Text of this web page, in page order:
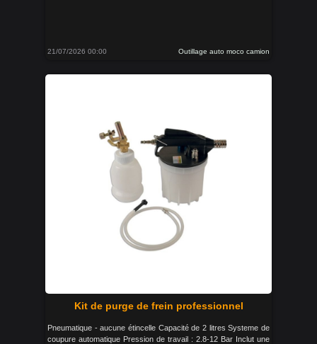
21/07/2026 00:00 Outillage auto moco camion
Kit de purge de frein professionnel
Pneumatique - aucune étincelle Capacité de 2 litres Systeme de
coupure automatique Pression de travail : 2.8-12 Bar Inclut une